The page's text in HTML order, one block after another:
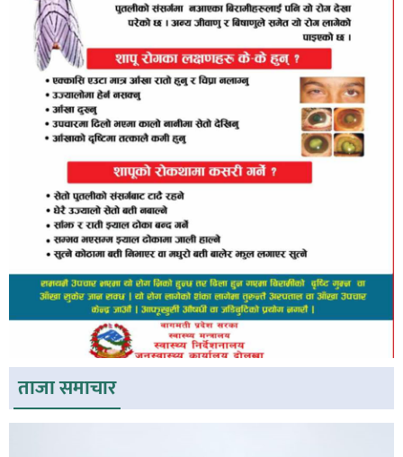
ताजा समाचार